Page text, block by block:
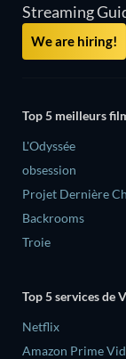
Streaming
We are hiring!
Top 5 meilleurs
L'Odyssée
obsession
Projet Dernière
Backrooms
Troie
Top 5 services de
Netflix
Amazon Prime